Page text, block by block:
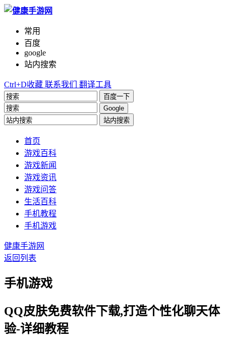
常用
百度
google
站内搜索
Ctrl+D收藏 联系我们 翻译工具
百度一下
Google
站内搜索
首页
游戏百科
游戏新闻
游戏资讯
游戏问答
生活百科
手机教程
手机游戏
健康手游网
返回列表
手机游戏
QQ皮肤免费软件下载,打造个性化聊天体
验-详细教程